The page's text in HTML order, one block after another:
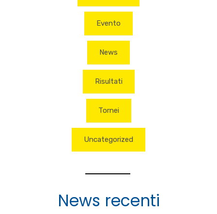
Evento
News
Risultati
Tornei
Uncategorized
News recenti